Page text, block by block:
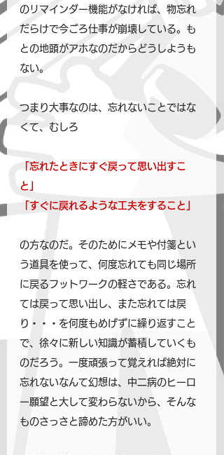
のリマインダー機能がなければ、物忘れ
だらけで今ごろ仕事が崩壊している。も
との地頭がアホなのだからどうしようも
ない。
つまり大事なのは、忘れないことではな
くて、むしろ
「忘れたときにすぐ戻って思い出すこ
と」
「すぐに戻れるような工夫をすること」
の方なのだ。そのためにメモや付箋とい
う道具を使って、何度忘れても同じ場所
に戻るフットワークの軽さである。忘れ
ては戻って思い出し、また忘れては戻
り・・・を何度もめげずに繰り返すこと
で、徐々に新しい知識が蓄積していくも
のだろう。一度頑張って覚えれば絶対に
忘れないなんて幻想は、中二病のヒーロ
ー願望と大して変わらないから、そんな
ものさっさと諦めた方がいい。